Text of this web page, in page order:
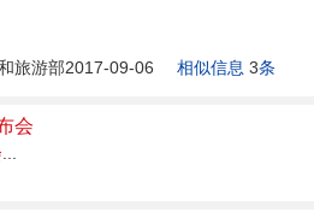
旅游部2017-09-06 相似信息 3条
会